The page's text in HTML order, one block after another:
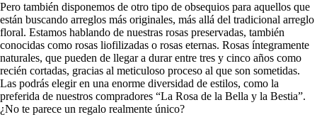
Pero también disponemos de otro tipo de obsequios para aquellos que
están buscando arreglos más originales, más allá del tradicional arreglo
floral. Estamos hablando de nuestras rosas preservadas, también
conocidas como rosas liofilizadas o rosas eternas. Rosas íntegramente
naturales, que pueden de llegar a durar entre tres y cinco años como
recién cortadas, gracias al meticuloso proceso al que son sometidas.
Las podrás elegir en una enorme diversidad de estilos, como la
preferida de nuestros compradores “La Rosa de la Bella y la Bestia”.
¿No te parece un regalo realmente único?